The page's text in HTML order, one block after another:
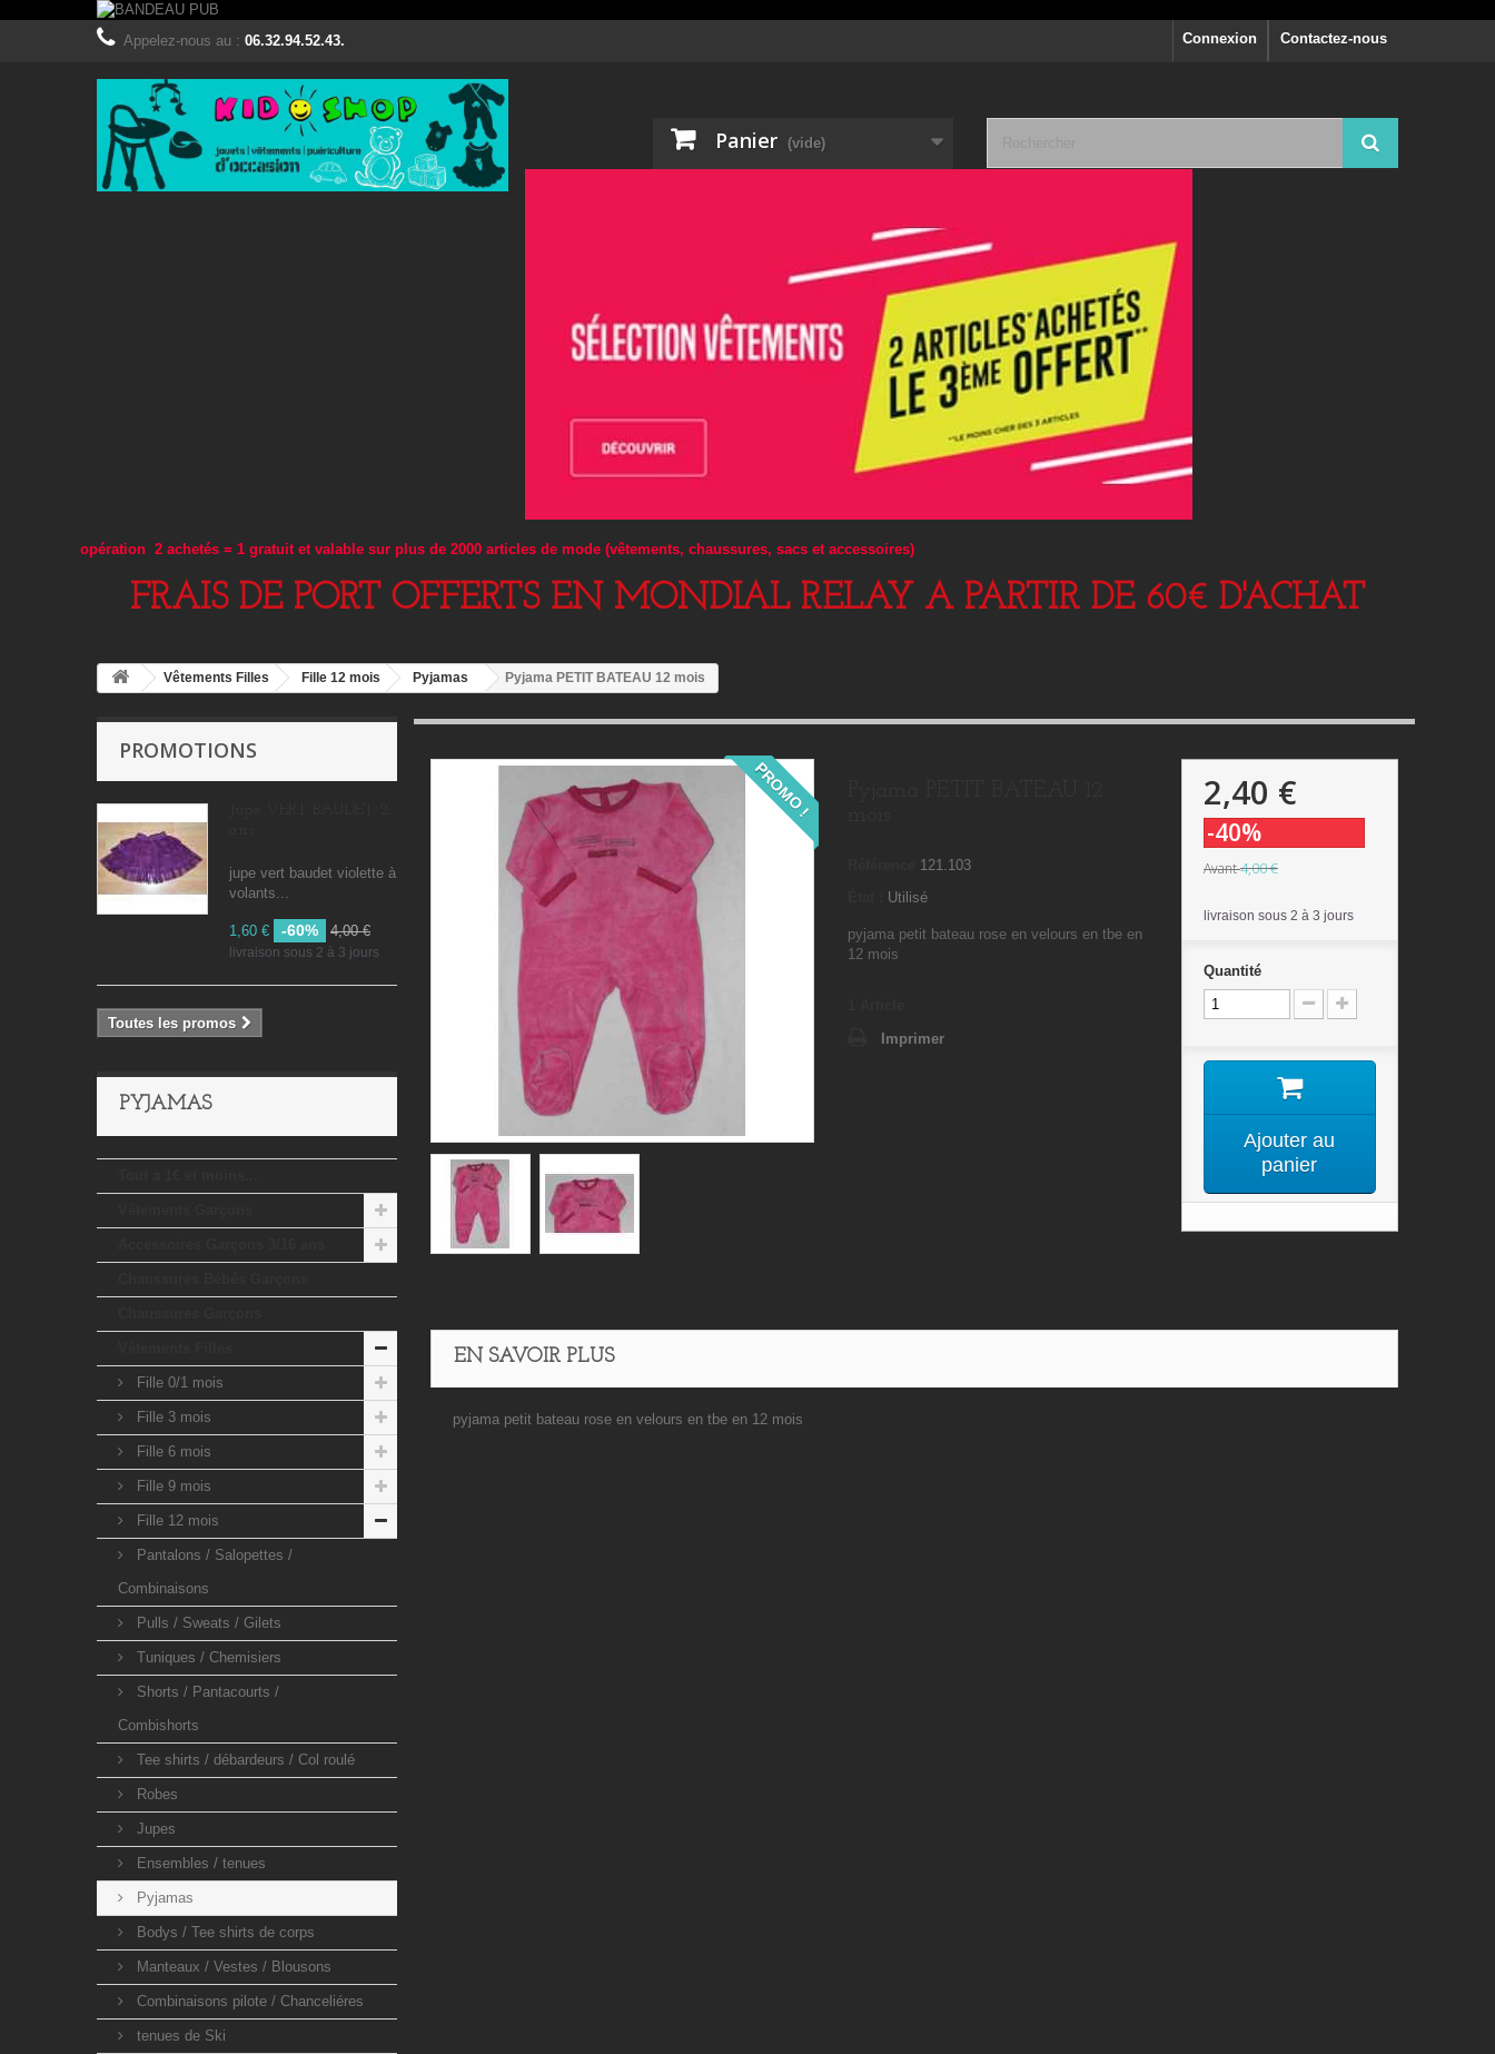
Contactez-nous
Appelez-nous au : 06.32.94.52.43. Connexion
Panier (vide)
opération 2 achetés = 1 gratuit et valable sur plus de 2000 articles de mode (vêtements, chaussures, sacs et accessoires)
FRAIS DE PORT OFFERTS EN MONDIAL RELAY A PARTIR DE 60€ D'ACHAT
Vêtements Filles Fille 12 mois Pyjamas Pyjama PETIT BATEAU 12 mois
PROMOTIONS
jupe vert baudet violette à
volants...
1,60 € -60% 4,00 €
livraison sous 2 à 3 jours
Toutes les promos
PYJAMAS
Fille 0/1 mois
Fille 3 mois
Fille 6 mois
Fille 9 mois
Fille 12 mois
Pantalons / Salopettes /
Combinaisons
Pulls / Sweats / Gilets
Tuniques / Chemisiers
Shorts / Pantacourts /
Combishorts
Tee shirts / débardeurs / Col roulé
Robes
Jupes
Ensembles / tenues
Pyjamas
Bodys / Tee shirts de corps
Manteaux / Vestes / Blousons
Combinaisons pilote / Chanceliéres
tenues de Ski
PROMO !
121.103
Utilisé
pyjama petit bateau rose en velours en tbe en
12 mois
Imprimer
2,40 €
-40%
Avant4,00 €
livraison sous 2 à 3 jours
Quantité
Ajouter au
panier
EN SAVOIR PLUS
pyjama petit bateau rose en velours en tbe en 12 mois